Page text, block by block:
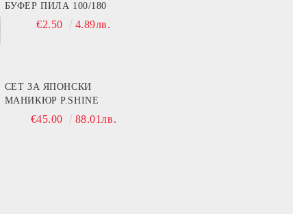
БУФЕР ПИЛА 100/180
€2.50 4.89лв.
СЕТ ЗА ЯПОНСКИ
МАНИКЮР P.SHINE
€45.00 88.01лв.